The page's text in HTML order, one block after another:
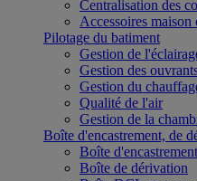
Centralisation des
Accessoires maison
Pilotage du batiment
Gestion de
Gestion des
Gestion du
Qualité de l'air
Gestion de la
Boîte d'encastrement, de
Boîte d'encastrement
Boîte de dérivation